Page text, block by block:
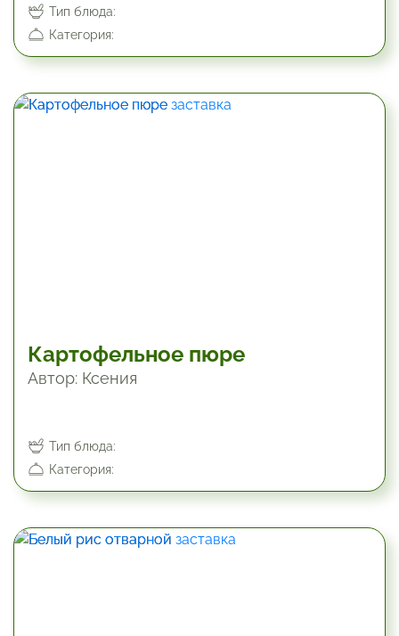
Тип блюда:
Категория:
Картофельное пюре
Автор: Ксения
Тип блюда:
Категория: